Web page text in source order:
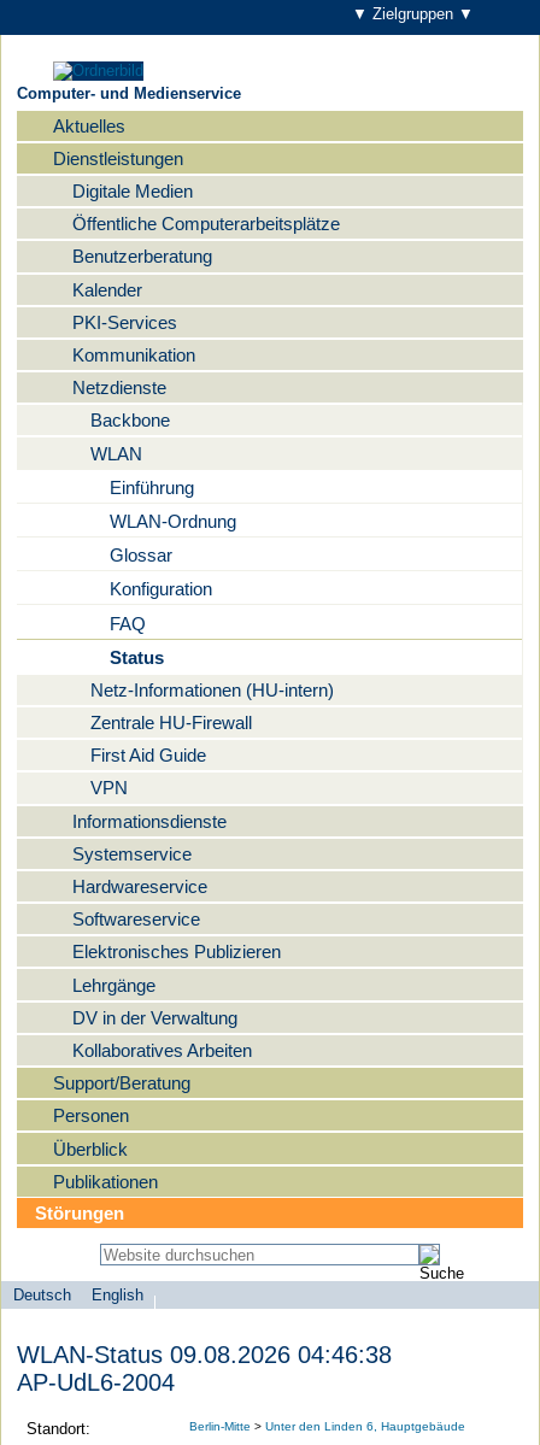
▼ Zielgruppen ▼
Computer- und Medienservice
Navigation
Aktuelles
Dienstleistungen
Digitale Medien
Öffentliche Computerarbeitsplätze
Benutzerberatung
Kalender
PKI-Services
Kommunikation
Netzdienste
Backbone
WLAN
Einführung
WLAN-Ordnung
Glossar
Konfiguration
FAQ
Status
Netz-Informationen (HU-intern)
Zentrale HU-Firewall
First Aid Guide
VPN
Informationsdienste
Systemservice
Hardwareservice
Softwareservice
Elektronisches Publizieren
Lehrgänge
DV in der Verwaltung
Kollaboratives Arbeiten
Support/Beratung
Personen
Überblick
Publikationen
Störungen
Sprachauswahl
Deutsch
English
search-menu
Universität
zu
Berlin
WLAN-Status 09.08.2026 04:46:38
AP-UdL6-2004
Standort: Berlin-Mitte >Unter den Linden 6, Hauptgebäude